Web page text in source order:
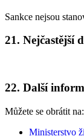
Sankce nejsou
21. Nejčastější
22. Další
Můžete se obrátit na:
Ministerstvo